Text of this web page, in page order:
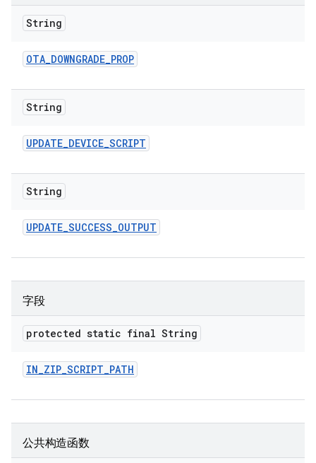
String
OTA_DOWNGRADE_PROP
String
UPDATE_DEVICE_SCRIPT
String
UPDATE_SUCCESS_OUTPUT
字段
protected static final String
IN_ZIP_SCRIPT_PATH
公共构造函数